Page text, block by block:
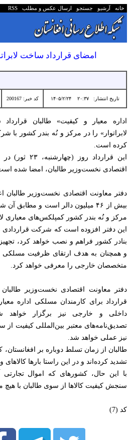
خانه آرشیو جستجو ارسال عکس و مطلب RSS
امضای قرارداد ساخت
تاریخ انتشار:۲۰:۳۷ ۱۴۰۵/۲/۲۴ کد خبر: 200167
اداره معیار و کیفیت» طالبان
لابراتوار» را در مرکز و نُه بندر کشور
کرده است.
این قرارداد
اقتصادی نخست‌وزیر طالبان، امضا شده
دفتر معاونت اقتصادی نخست‌وزیر طالبان
بیش از ۴۶ میلیون دالر است و مطابق
مرکز و نُه بندر کشور کمپلکس‌های معیاری
این دفتر افزوده است که شرکت قراردادی
بنادر کشور فراهم و نصب خواهد کرد،
و همچنان به هدف ارتقای ظرفیت مسلکی
متخصصان خارجی را معرفی خواهد کرد.
دفتر معاونت اقتصادی نخست‌وزیر
قرارداد برای کارمندان مسلکی اداره
داخلی و خارجی نیز برگزار خواهد
نیز عملی خواهد شد.
طالبان از زمان تسلط دوباره بر افغانستان،
تشدید کرده‌اند و در این راستا بارها
با این حال، کشورهای که اموال تجارتی
سنجش کیفیت کالاها از سوی طالبان با هیچ
کد (7)